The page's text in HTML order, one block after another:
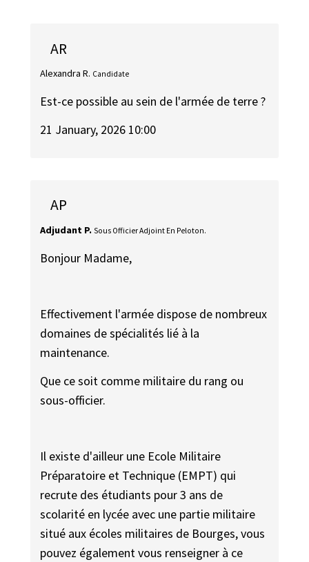
AR
Alexandra R. Candidate
Est-ce possible au sein de l'armée de terre ?
21 January, 2026 10:00
AP
Adjudant P. Sous Officier Adjoint En Peloton.
Bonjour Madame,
Effectivement l'armée dispose de nombreux
domaines de spécialités lié à la
maintenance.
Que ce soit comme militaire du rang ou
sous-officier.
Il existe d'ailleur une Ecole Militaire
Préparatoire et Technique (EMPT) qui
recrute des étudiants pour 3 ans de
scolarité en lycée avec une partie militaire
situé aux écoles militaires de Bourges, vous
pouvez également vous renseigner à ce